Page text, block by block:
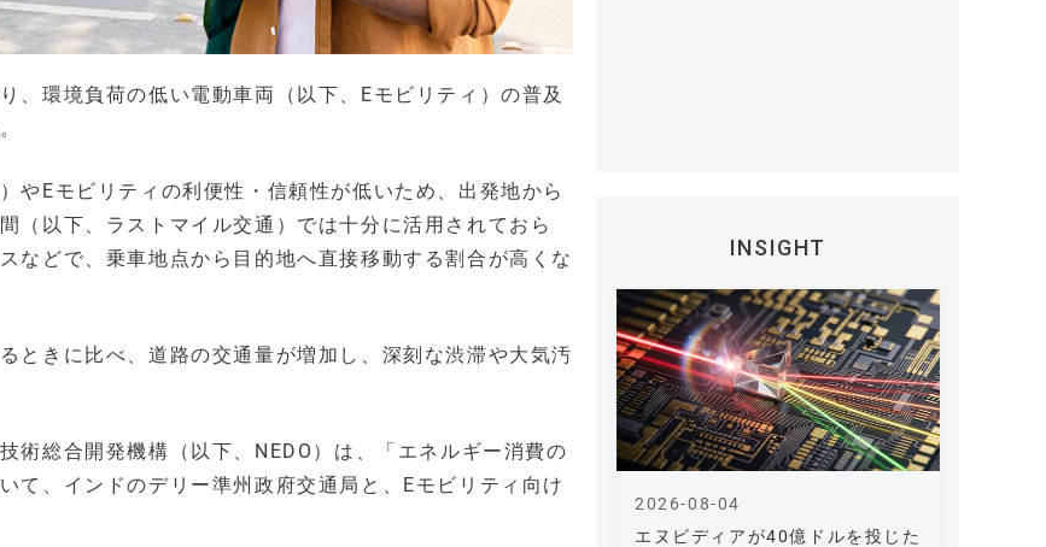
、環境負荷の低い電動車両（以下、Eモビリティ）の普及
やEモビリティの利便性・信頼性が低いため、出発地から
（以下、ラストマイル交通）では十分に活用されておら
などで、乗車地点から目的地へ直接移動する割合が高くな
ときに比べ、道路の交通量が増加し、深刻な渋滞や大気汚
術総合開発機構（以下、NEDO）は、「エネルギー消費の
て、インドのデリー準州政府交通局と、Eモビリティ向け
INSIGHT
エヌビディアが40億ドルを投じた
2026-08-04